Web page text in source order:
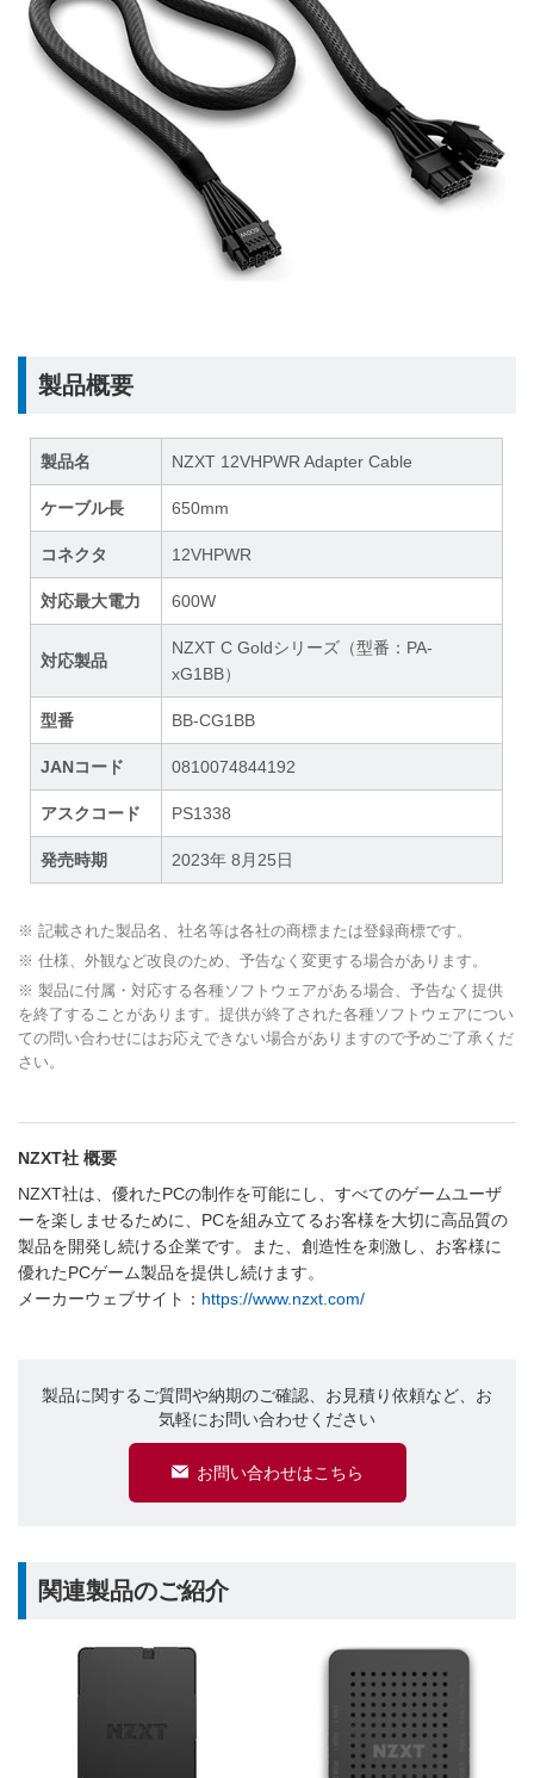
製品概要
製品名 NZXT 12VHPWR Adapter Cable
ケーブル長 650mm
コネクタ 12VHPWR
対応最大電力 600W
対応製品
NZXT C Goldシリーズ（型番：PA-
xG1BB）
型番 BB-CG1BB
JANコード 0810074844192
アスクコード PS1338
発売時期 2023年 8月25日
※ 記載された製品名、社名等は各社の商標または登録商標です。
※ 仕様、外観など改良のため、予告なく変更する場合があります。
※ 製品に付属・対応する各種ソフトウェアがある場合、予告なく提供
を終了することがあります。提供が終了された各種ソフトウェアについ
ての問い合わせにはお応えできない場合がありますので予めご了承くだ
さい。
NZXT社 概要
NZXT社は、優れたPCの制作を可能にし、すべてのゲームユーザ
ーを楽しませるために、PCを組み立てるお客様を大切に高品質の
製品を開発し続ける企業です。また、創造性を刺激し、お客様に
優れたPCゲーム製品を提供し続けます。
メーカーウェブサイト： https://www.nzxt.com/
製品に関するご質問や納期のご確認、お見積り依頼など、お
気軽にお問い合わせください
お問い合わせはこちら
関連製品のご紹介